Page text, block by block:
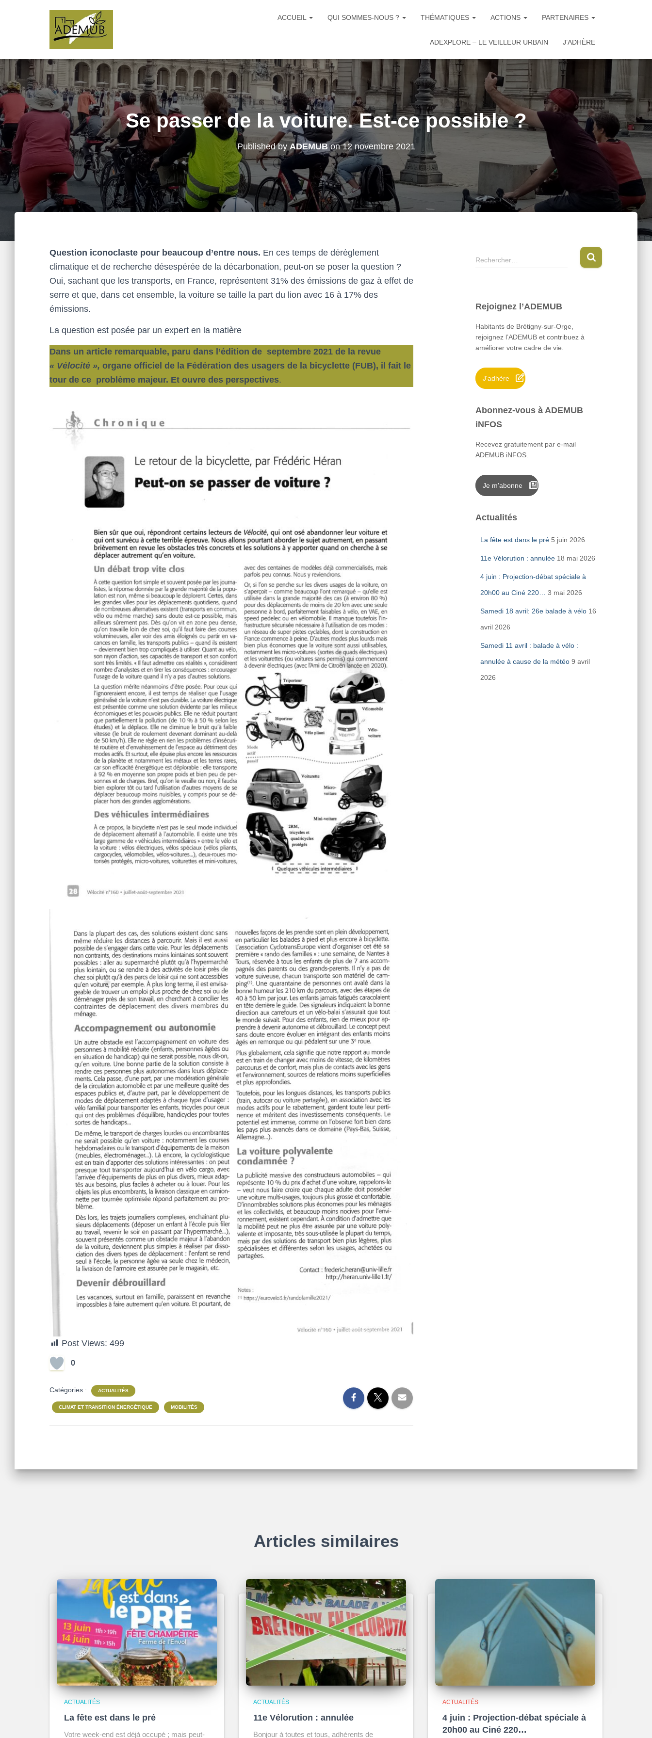
ACCUEIL QUI SOMMES-NOUS ? THÉMATIQUES ACTIONS PARTENAIRES
ADEXPLORE – LE VEILLEUR URBAIN J’ADHÈRE
Se passer de la voiture. Est-ce possible ?
Published by ADEMUBon12 novembre 2021
Question iconoclaste pour beaucoup d’entre nous. En ces temps de dérèglement
climatique et de recherche désespérée de la décarbonation, peut-on se poser la question ?
Oui, sachant que les transports, en France, représentent 31% des émissions de gaz à effet de
serre et que, dans cet ensemble, la voiture se taille la part du lion avec 16 à 17% des
émissions.
La question est posée par un expert en la matière
Dans un article remarquable, paru dans l’édition de septembre 2021 de la revue
« Vélocité », organe officiel de la Fédération des usagers de la bicyclette (FUB), il fait le
tour de ce problème majeur. Et ouvre des perspectives.
Post Views: 499
0
Catégories : ACTUALITÉS
CLIMAT ET TRANSITION ÉNERGÉTIQUE MOBILITÉS
R
e
r
h
e
r
:
Rechercher…
Rejoignez l’ADEMUB
Habitants de Brétigny-sur-Orge,
rejoignez l’ADEMUB et contribuez à
améliorer votre cadre de vie.
J'adhère
Abonnez-vous à ADEMUB
iNFOS
Recevez gratuitement par e-mail
ADEMUB iNFOS.
Je m'abonne
Actualités
La fête est dans le pré 5 juin 2026
11e Vélorution : annulée 18 mai 2026
4 juin : Projection-débat spéciale à
20h00 au Ciné 220… 3 mai 2026
Samedi 18 avril: 26e balade à vélo 16
avril 2026
Samedi 11 avril : balade à vélo :
annulée à cause de la météo 9 avril
2026
Articles similaires
ACTUALITÉS
La fête est dans le pré
Votre week-end est déjà occupé ; mais peut-
ACTUALITÉS
11e Vélorution : annulée
Bonjour à toutes et tous, adhérents de
ACTUALITÉS
4 juin : Projection-débat spéciale à
20h00 au Ciné 220…